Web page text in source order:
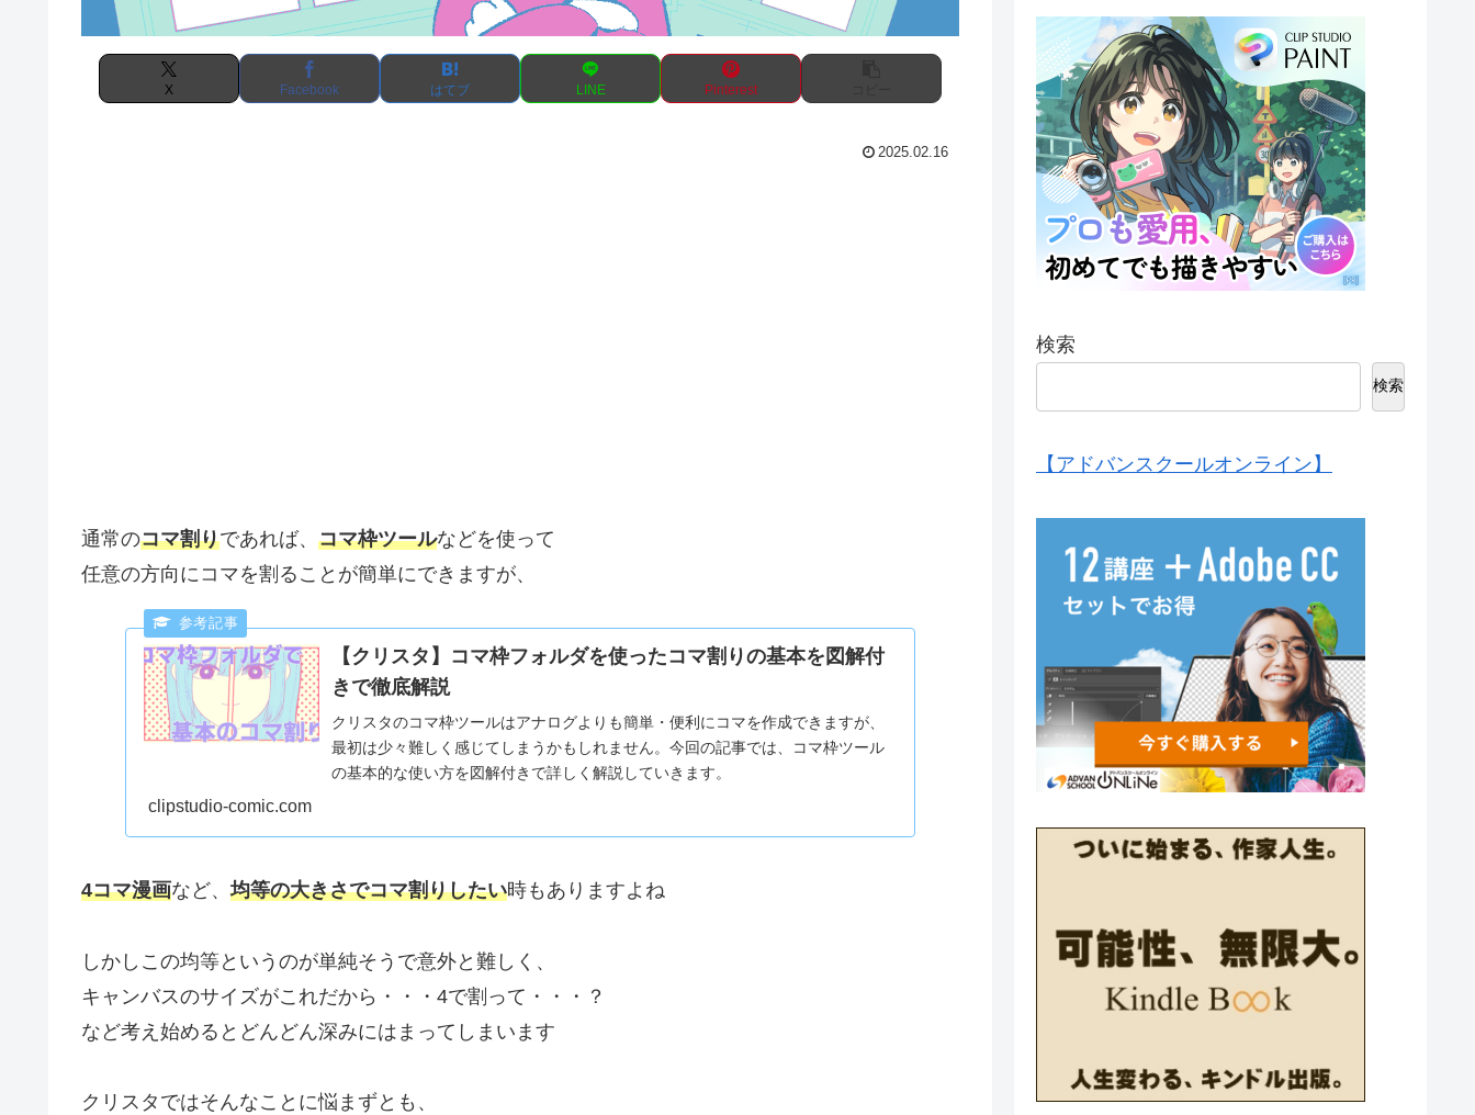
X Facebook はてブ LINE Pinterest
2025.02.16
通常のコマ割りであれば、 コマ枠ツールなどを使って
任意の方向にコマを割ることが簡単にできますが、
【クリスタ】コマ枠フォルダを使ったコマ割りの基本を図解付
きで徹底解説
クリスタのコマ枠ツールはアナログよりも簡単・便利にコマを作成できますが、
最初は少々難しく感じてしまうかもしれません。今回の記事では、コマ枠ツール
の基本的な使い方を図解付きで詳しく解説していきます。
clipstudio-comic.com
4コマ漫画など、均等の大きさでコマ割りしたい時もありますよね
しかしこの均等というのが単純そうで意外と難しく、
キャンバスのサイズがこれだから・・・4で割って・・・？
など考え始めるとどんどん深みにはまってしまいます
クリスタではそんなことに悩まずとも、
検索
検索
【アドバンスクールオンライン】